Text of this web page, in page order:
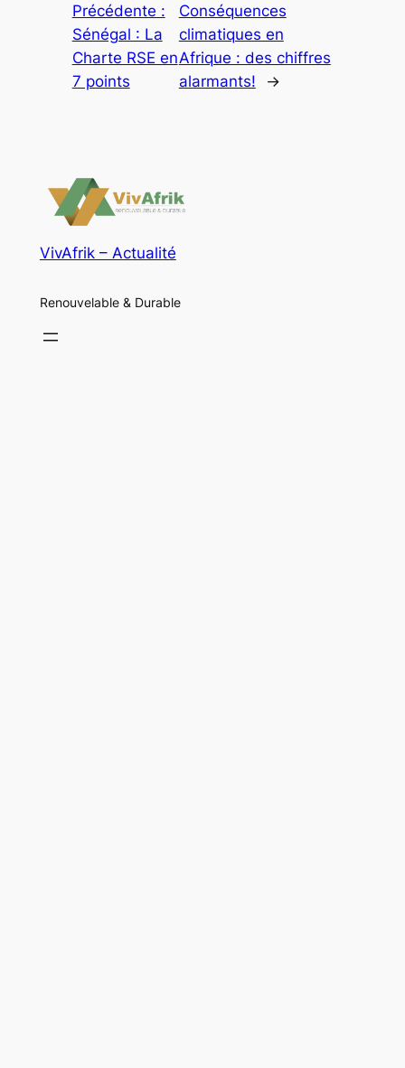
Précédente :
Sénégal : La
Charte RSE en
7 points
Conséquences
climatiques en
Afrique : des chiffres
alarmants!
→
VivAfrik – Actualité
Renouvelable & Durable